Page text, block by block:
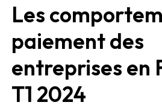
Les
paiement des
entreprises en
T1 2024